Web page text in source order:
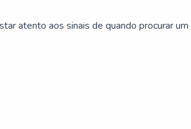
atento aos sinais de quando procurar um